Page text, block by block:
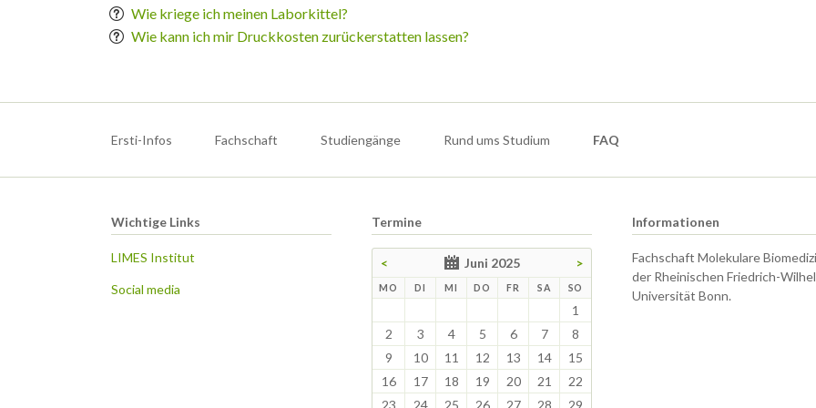
Wie kriege ich meinen Laborkittel?
Wie kann ich mir Druckkosten zurückerstatten lassen?
Ersti-Infos Fachschaft Studiengänge Rund ums Studium FAQ
Wichtige Links
LIMES Institut
Social media
Termine
< Juni 2025 >
MO NTAG
DI ENSTAG
MI TTWOCH
DO NNERSTAG
FR EITAG
SAMSTAG
SO
1
2
3 4 5 6 7
8
9
10 11 12 13 14
15
16
17 18 19 20 21
22
Informationen
Fachschaft Molekulare
der Rheinischen Friedrich-
Universität Bonn.